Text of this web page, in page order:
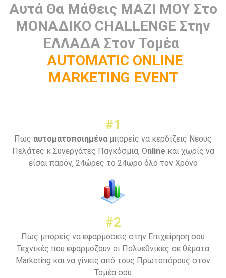
Αυτά Θα Μάθεις ΜΑΖΙ ΜΟΥ Στο
ΜΟΝΑΔΙΚΟ CHALLENGE Στην
ΕΛΛΑΔΑ Στον Τομέα
AUTOMATIC ONLINE
MARKETING EVENT
#1
Πως αυτοματοποιημένα μπορείς να κερδίζεις Νέους
Πελάτες κ Συνεργάτες Παγκόσμια, Online και χωρίς να
είσαι παρόν, 24ώρες το 24ωρο όλο τον Χρόνο
#2
Πως μπορείς να εφαρμόσεις στην Επιχείρηση σου
Τεχνικές που εφαρμόζουν οι Πολυεθνικές σε θέματα
Marketing και να γίνεις από τους Πρωτοπόρους στον
Τομέα σου